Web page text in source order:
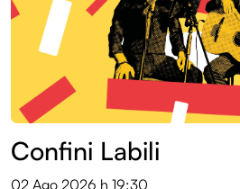
Confini Labili
02 Ago 2026 h 19:30